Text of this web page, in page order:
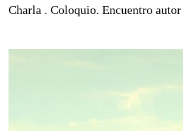
Charla . Coloquio. Encuentro